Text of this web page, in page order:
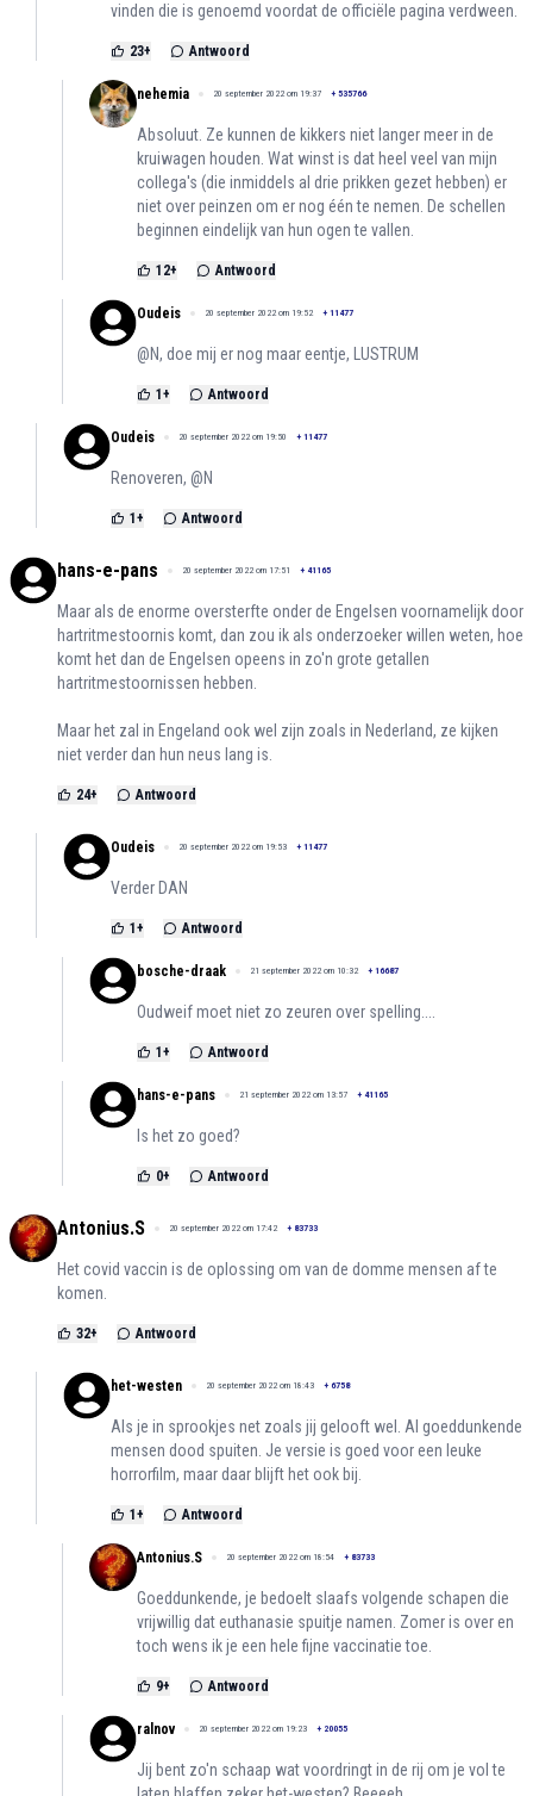
vinden die is genoemd voordat de officiële pagina verdween.
23+ Antwoord
nehemia 20 september 2022 om 19:37 + 535766
Absoluut. Ze kunnen de kikkers niet langer meer in de
kruiwagen houden. Wat winst is dat heel veel van mijn
collega's (die inmiddels al drie prikken gezet hebben) er
niet over peinzen om er nog één te nemen. De schellen
beginnen eindelijk van hun ogen te vallen.
12+ Antwoord
Oudeis 20 september 2022 om 19:52 + 11477
@N, doe mij er nog maar eentje, LUSTRUM
1 + Antwoord
Oudeis 20 september 2022 om 19:50 + 11477
Renoveren, @N
1 + Antwoord
hans-e-pans 20 september 2022 om 17:51 + 41165
Maar als de enorme oversterfte onder de Engelsen voornamelijk door
hartritmestoornis komt, dan zou ik als onderzoeker willen weten, hoe
komt het dan de Engelsen opeens in zo'n grote getallen
hartritmestoornissen hebben.
Maar het zal in Engeland ook wel zijn zoals in Nederland, ze kijken
niet verder dan hun neus lang is.
24+ Antwoord
Oudeis 20 september 2022 om 19:53 + 11477
Verder DAN
1 + Antwoord
bosche-draak 21 september 2022 om 10:32 + 16687
Oudweif moet niet zo zeuren over spelling....
1 + Antwoord
hans-e-pans 21 september 2022 om 13:57 + 41165
Is het zo goed?
0+ Antwoord
Antonius.S 20 september 2022 om 17:42 + 83733
Het covid vaccin is de oplossing om van de domme mensen af te
komen.
32+ Antwoord
het-westen 20 september 2022 om 18:43 + 6758
Als je in sprookjes net zoals jij gelooft wel. Al goeddunkende
mensen dood spuiten. Je versie is goed voor een leuke
horrorfilm, maar daar blijft het ook bij.
1 + Antwoord
Antonius.S 20 september 2022 om 18:54 + 83733
Goeddunkende, je bedoelt slaafs volgende schapen die
vrijwillig dat euthanasie spuitje namen. Zomer is over en
toch wens ik je een hele fijne vaccinatie toe.
9+ Antwoord
ralnov 20 september 2022 om 19:23 + 20055
Jij bent zo'n schaap wat voordringt in de rij om je vol te